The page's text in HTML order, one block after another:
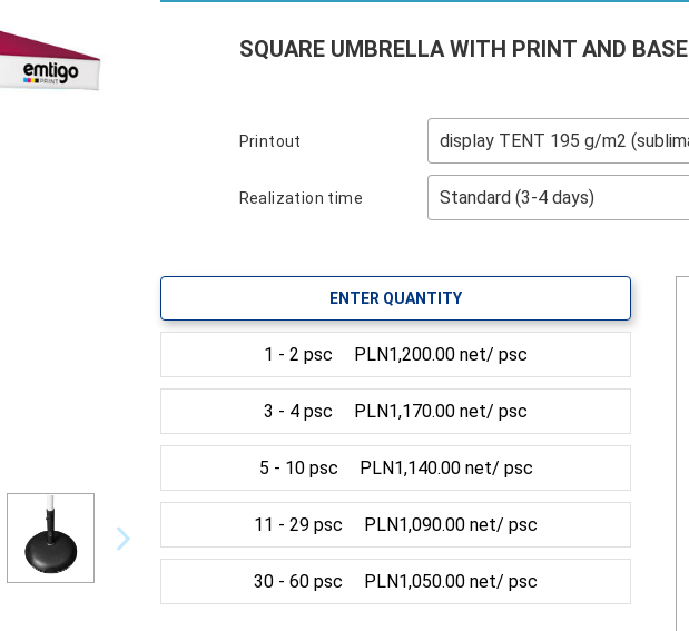
SQUARE UMBRELLA WITH PRINT AND BASE
Printout
Realization time
ENTER QUANTITY
1 - 2 psc PLN1,200.00 net/ psc
3 - 4 psc PLN1,170.00 net/ psc
5 - 10 psc PLN1,140.00 net/ psc
11 - 29 psc PLN1,090.00 net/ psc
30 - 60 psc PLN1,050.00 net/ psc